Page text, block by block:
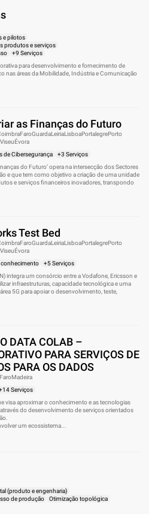
e pilotos
produtos e serviços
+9 Serviços
para desenvolvimento e fornecimento de
nas áreas da Mobilidade, Indústria e Comunicação
as Finanças do Futuro
FaroGuardaLeiriaLisboaPortalegrePorto
ViseuÉvora
de Cibersegurança
+3 Serviços
do Futuro’ opera na intersecção dos Sectores
e que tem como objetivo a criação de uma unidade
e serviços financeiros inovadores, transpondo
Test Bed
FaroGuardaLeiriaLisboaPortalegrePorto
ViseuÉvora
conhecimento
+5 Serviços
integra um consórcio entre a Vodafone, Ericsson e
infraestruturas, capacidade tecnológica e uma
5G para apoiar o desenvolvimento, teste,
DATA COLAB –
PARA SERVIÇOS DE
PARA OS DADOS
FaroMadeira
Serviços
visa aproximar o conhecimento e as tecnologias
do desenvolvimento de serviços orientados
um ecossistema...
(produto e engenharia)
de produção
Otimização topológica